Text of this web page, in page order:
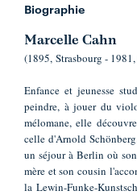
Biographie
Marcelle Cahn
(1895, Strasbourg -
Enfance et jeunesse
peindre, à jouer du
mélomane, elle
celle d'Arnold
un séjour à Berlin où
mère et son cousin
la Lewin-Funke-